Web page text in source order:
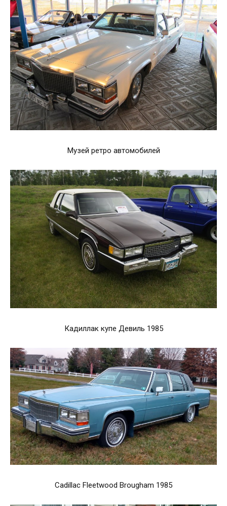
Музей ретро автомобилей
Кадиллак купе Девиль 1985
Cadillac Fleetwood Brougham 1985